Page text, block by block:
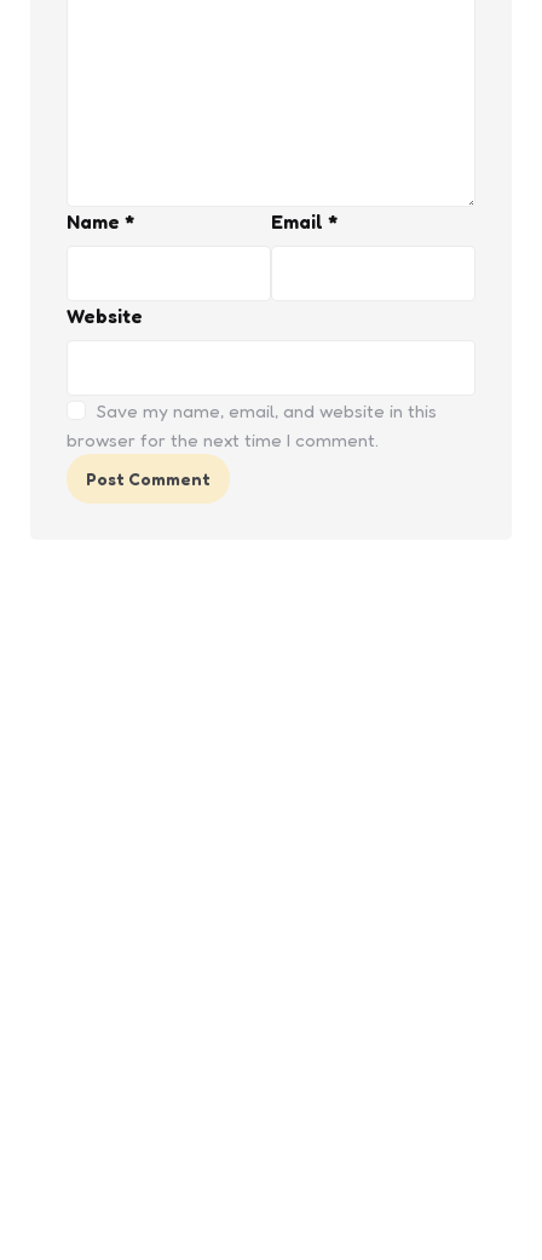
Name * Email *
Website
Save my name, email, and website in this
browser for the next time I comment.